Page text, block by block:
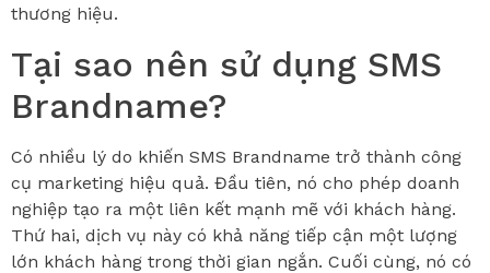
thương hiệu.
Tại sao nên sử dụng SMS
Brandname?
Có nhiều lý do khiến SMS Brandname trở thành công
cụ marketing hiệu quả. Đầu tiên, nó cho phép doanh
nghiệp tạo ra một liên kết mạnh mẽ với khách hàng.
Thứ hai, dịch vụ này có khả năng tiếp cận một lượng
lớn khách hàng trong thời gian ngắn. Cuối cùng, nó có